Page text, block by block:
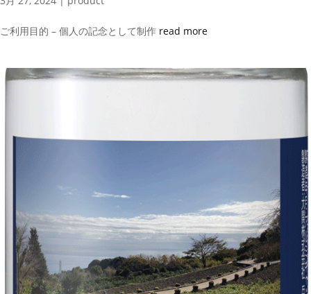
ご利用目的 – 個人の記念として制作 read more